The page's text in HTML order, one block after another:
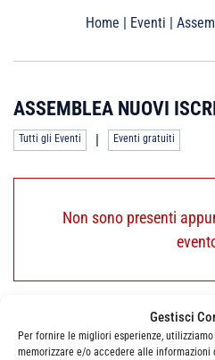
Gestisci
Per fornire le migliori esperienze,
memorizzare e/o accedere alle informazioni
Home | Eventi |
ASSEMBLEA NUOVI
Tutti gli Eventi | Eventi gratuiti
Non sono presenti